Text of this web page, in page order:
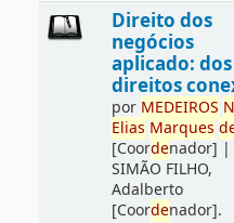
Direito dos
negócios
aplicado: dos
direitos
por MEDEIROS
Elias Marques
[Coordenador] |
SIMÃO FILHO,
Adalberto
[Coordenador].